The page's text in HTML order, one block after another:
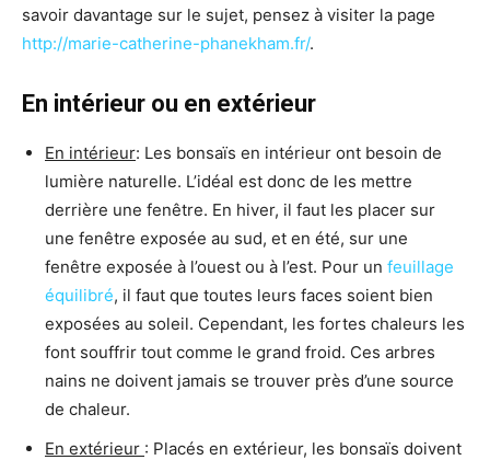
savoir davantage sur le sujet, pensez à visiter la page
http://marie-catherine-phanekham.fr/.
En intérieur ou en extérieur
En intérieur: Les bonsaïs en intérieur ont besoin de
lumière naturelle. L’idéal est donc de les mettre
derrière une fenêtre. En hiver, il faut les placer sur
une fenêtre exposée au sud, et en été, sur une
fenêtre exposée à l’ouest ou à l’est. Pour un feuillage
équilibré, il faut que toutes leurs faces soient bien
exposées au soleil. Cependant, les fortes chaleurs les
font souffrir tout comme le grand froid. Ces arbres
nains ne doivent jamais se trouver près d’une source
de chaleur.
En extérieur : Placés en extérieur, les bonsaïs doivent